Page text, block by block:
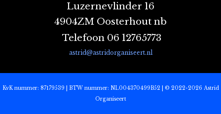
Luzernevlinder 16
4904ZM Oosterhout nb
Telefoon 06 12765773
astrid@astridorganiseert.nl
KvK nummer: 87179539 | BTW nummer: NL004370499B52 | © 2022-2026 Astrid
Organiseert